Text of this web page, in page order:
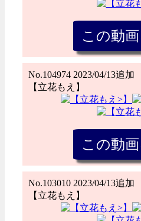
No.104974 2023/04/13追加
【立花もえ】
No.103010 2023/04/13追加
【立花もえ】